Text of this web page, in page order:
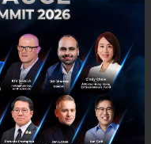
data-center edge technology